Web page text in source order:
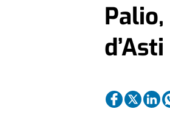
d’Asti